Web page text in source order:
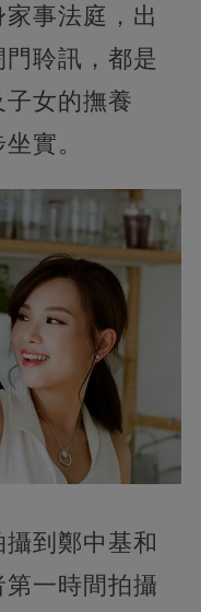
事法庭，出
聆訊，都是
女的撫養
實。
到鄭中基和
一時間拍攝